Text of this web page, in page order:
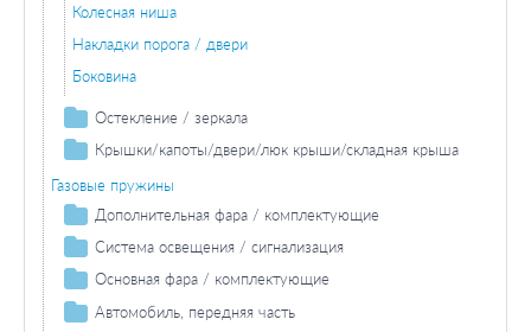
Колесная ниша
Накладки порога / двери
Боковина
Остекление / зеркала
Зеркала
Крышки/капоты/двери/люк крыши/складная крыша
Капот двигателя / составляющие / изоляция
Двери / комплектующие
Газовые пружины
Дополнительная фара / комплектующие
Противотуманная фара / комплектующие
Противотуманная фара лампа накаливания
Фара дальнего света / комплектующие
Лампа накаливания фара дальнего света
Система освещения / сигнализация
Задний фонарь / комплектующие
Задние фонари / комплектующие
Основная фара / комплектующие
Лампа накаливания основной фары
Автомобиль, передняя часть